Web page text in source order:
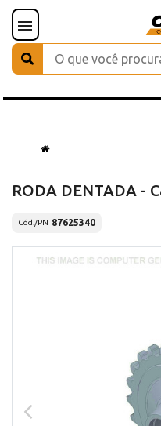
RODA DENTADA -
Cód./PN 87625340